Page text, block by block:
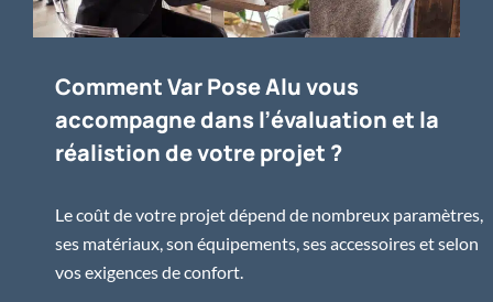
Comment Var Pose Alu vous
accompagne dans l’évaluation et la
réalistion de votre projet ?
Le coût de votre projet dépend de nombreux paramètres,
ses matériaux, son équipements, ses accessoires et selon
vos exigences de confort.